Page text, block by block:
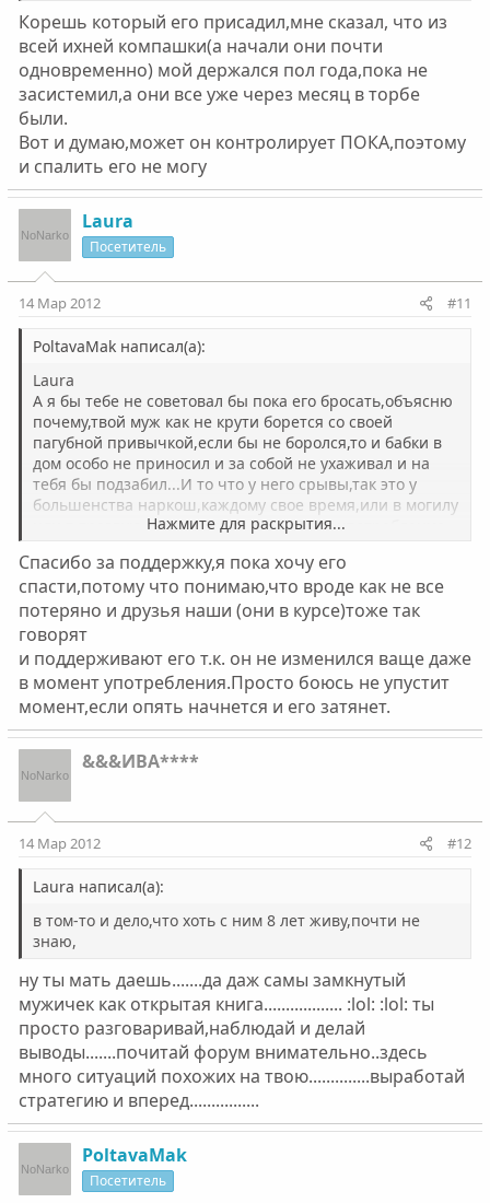
Нажмите для раскрытия...
Корешь который его присадил,мне сказал, что из
всей ихней компашки(а начали они почти
одновременно) мой держался пол года,пока не
засистемил,а они все уже через месяц в торбе
были.
Вот и думаю,может он контролирует ПОКА,поэтому
и спалить его не могу
Laura
Посетитель
14 Мар 2012 #11
PoltavaMak написал(а):
Laura
А я бы тебе не советовал бы пока его бросать,объясню
почему,твой муж как не крути борется со своей
пагубной привычкой,если бы не боролся,то и бабки в
дом особо не приносил и за собой не ухаживал и на
тебя бы подзабил...И то что у него срывы,так это у
большенства наркош,каждому свое время,или в могилу
или в трезвую жизнь.Лично я за 12 лет употребление
тянул из дому последнее и друья не в употреблении ко
мне нормально относятся.Ну а так,решать конечно
тебе.....
Нажмите для раскрытия...
Спасибо за поддержку,я пока хочу его
спасти,потому что понимаю,что вроде как не все
потеряно и друзья наши (они в курсе)тоже так
говорят
и поддерживают его т.к. он не изменился ваще даже
в момент употребления.Просто боюсь не упустит
момент,если опять начнется и его затянет.
&&&ИВА****
14 Мар 2012 #12
Laura написал(а):
в том-то и дело,что хоть с ним 8 лет живу,почти не
знаю,
ну ты мать даешь.......да даж самы замкнутый
мужичек как открытая книга.................. :lol: :lol: ты
просто разговаривай,наблюдай и делай
выводы.......почитай форум внимательно..здесь
много ситуаций похожих на твою..............выработай
стратегию и вперед................
PoltavaMak
Посетитель